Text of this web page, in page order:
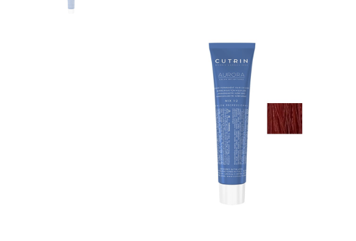
Спрей для волосся
Ампули для волосся
Показати ще
Догляд за шкірою
Догляд за тілом
Догляд за шкірою обличчя